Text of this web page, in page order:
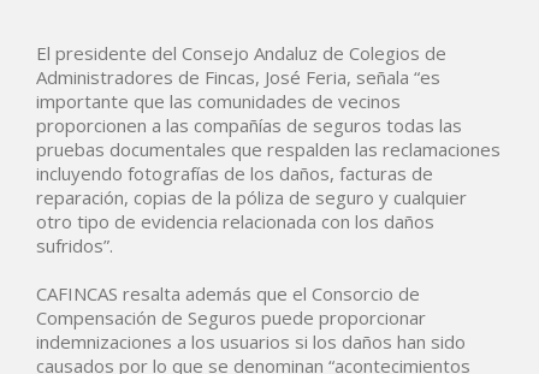
El presidente del Consejo Andaluz de Colegios de
Administradores de Fincas, José Feria, señala “es
importante que las comunidades de vecinos
proporcionen a las compañías de seguros todas las
pruebas documentales que respalden las reclamaciones
incluyendo fotografías de los daños, facturas de
reparación, copias de la póliza de seguro y cualquier
otro tipo de evidencia relacionada con los daños
sufridos”.
CAFINCAS resalta además que el Consorcio de
Compensación de Seguros puede proporcionar
indemnizaciones a los usuarios si los daños han sido
causados por lo que se denominan “acontecimientos